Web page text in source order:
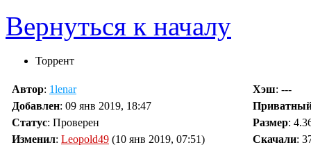
Вернуться к началу
Торрент
Автор: 1lenar Хэш: ---
Добавлен: 09 янв 2019, 18:47
Статус: Проверен Размер:
Изменил: Leopold49 (10 янв 2019, 07:51) Скачали: